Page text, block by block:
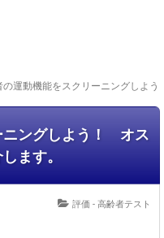
の運動機能をスクリーニングしよ
ニングしよう！ オス
ます。
評価 - 高齢者テスト